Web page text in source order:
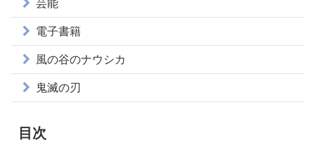
芸能
電子書籍
風の谷のナウシカ
鬼滅の刃
目次